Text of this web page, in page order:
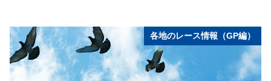
各地のレース情報（GP編）